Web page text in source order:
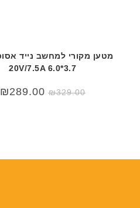
20V/7.5A 6.0*3.7
₪329.00
המחיר
המקורי
₪289.00